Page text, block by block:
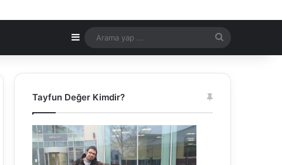
Kenar Bölmesi
yap
Tayfun Değer Kimdir?